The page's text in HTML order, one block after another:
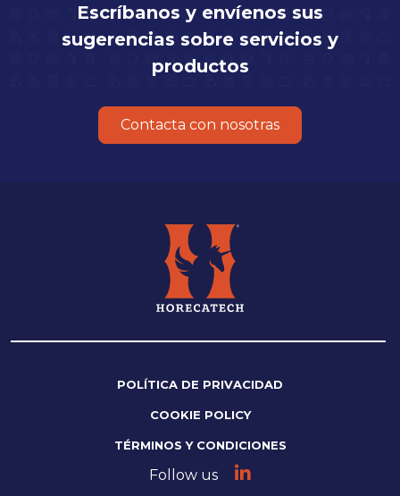
Escríbanos y envíenos sus
sugerencias sobre servicios y
productos
Contacta con nosotras
POLÍTICA DE PRIVACIDAD
COOKIE POLICY
TÉRMINOS Y CONDICIONES
Follow us